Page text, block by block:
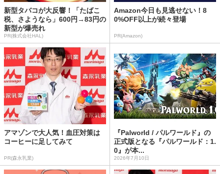
新型タバコが大反響！「たばこ
税、さようなら」600円→83円の
新型が爆売れ
PR(株式会社HAL)
Amazon今日も見逃せない！8
0%OFF以上が続々登場
PR(Amazon)
アマゾンで大人気！血圧対策は
コーヒーに足してみて
PR(森永乳業)
『Palworld / パルワールド』の
正式版となる『パルワールド：1.
0』が本...
2026年7月10日